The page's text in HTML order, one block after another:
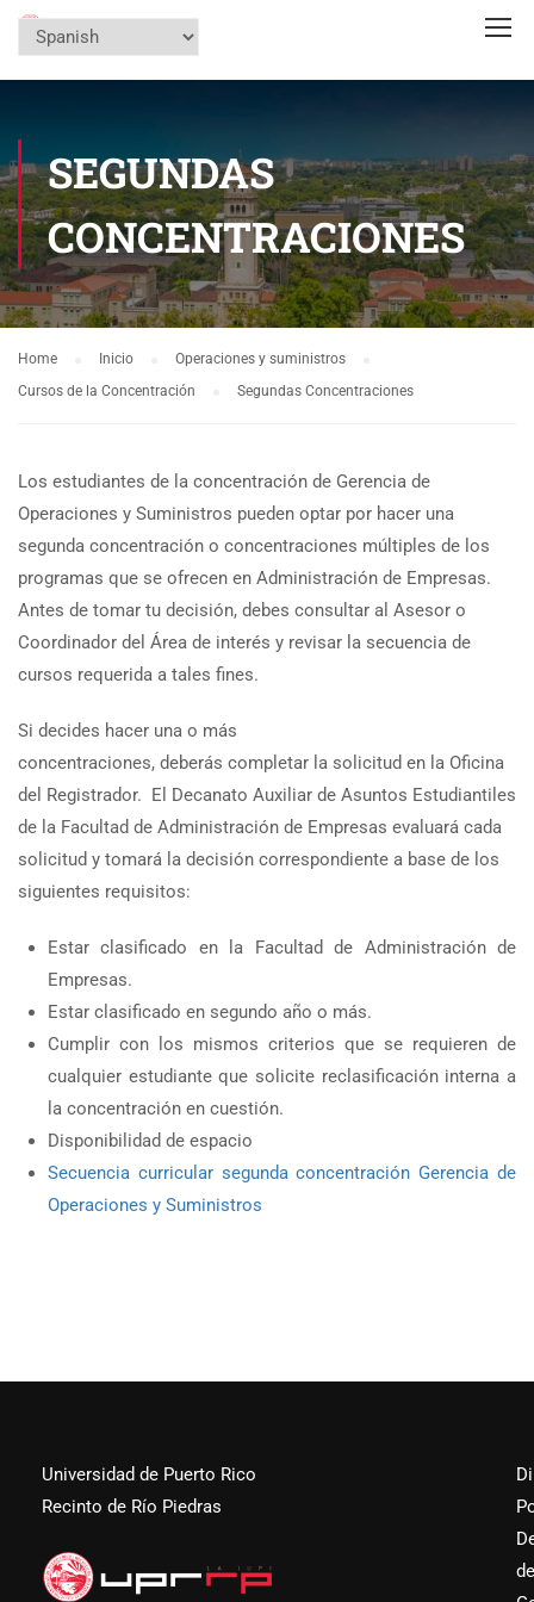
SEGUNDAS
CONCENTRACIONES
Home Inicio
Operaciones y suministros
Cursos de la Concentración
Segundas Concentraciones
Los estudiantes de la concentración de Gerencia de
Operaciones y Suministros pueden optar por hacer una
segunda concentración o concentraciones múltiples de los
programas que se ofrecen en Administración de Empresas.
Antes de tomar tu decisión, debes consultar al Asesor o
Coordinador del Área de interés y revisar la secuencia de
cursos requerida a tales fines.
Si decides hacer una o más
concentraciones, deberás completar la solicitud en la Oficina
del Registrador. El Decanato Auxiliar de Asuntos Estudiantiles
de la Facultad de Administración de Empresas evaluará cada
solicitud y tomará la decisión correspondiente a base de los
siguientes requisitos:
Estar clasificado en la Facultad de Administración de
Empresas.
Estar clasificado en segundo año o más.
Cumplir con los mismos criterios que se requieren de
cualquier estudiante que solicite reclasificación interna a
la concentración en cuestión.
Disponibilidad de espacio
Secuencia curricular segunda concentración Gerencia de
Operaciones y Suministros
Universidad de Puerto Rico
Recinto de Río Piedras
de